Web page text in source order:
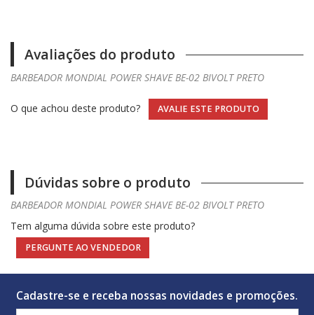
Avaliações do produto
BARBEADOR MONDIAL POWER SHAVE BE-02 BIVOLT PRETO
O que achou deste produto? AVALIE ESTE PRODUTO
Dúvidas sobre o produto
BARBEADOR MONDIAL POWER SHAVE BE-02 BIVOLT PRETO
Tem alguma dúvida sobre este produto?
PERGUNTE AO VENDEDOR
Cadastre-se e receba nossas novidades e promoções.